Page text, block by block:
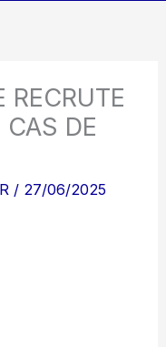
RECRUTE
CAS DE
/ 27/06/2025